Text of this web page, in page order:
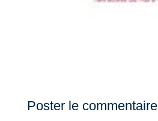
Poster le commentaire